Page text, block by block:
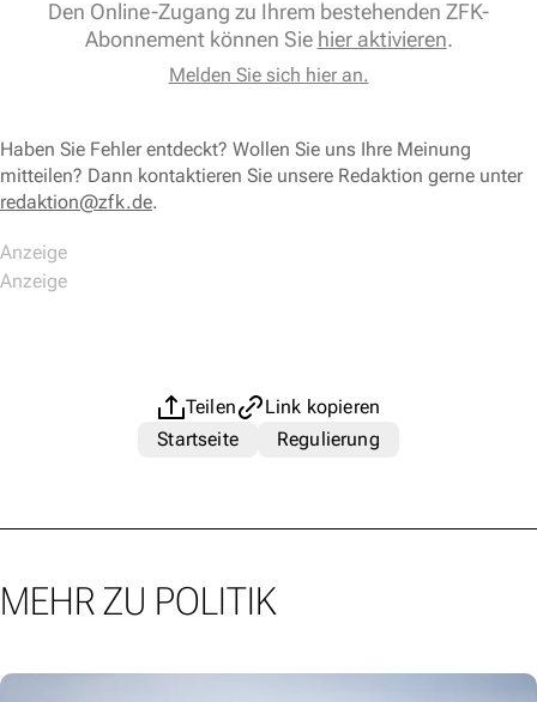
Den Online-Zugang zu Ihrem bestehenden ZFK-
Abonnement können Sie hier aktivieren.
Melden Sie sich hier an.
Haben Sie Fehler entdeckt? Wollen Sie uns Ihre Meinung
mitteilen? Dann kontaktieren Sie unsere Redaktion gerne unter
redaktion@zfk.de.
Teilen
Link kopieren
Startseite
Regulierung
MEHR ZU POLITIK